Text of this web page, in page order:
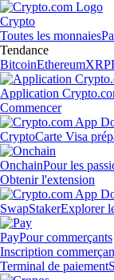
Crypto
Toutes les monnaies
Tendance
BitcoinEthereumXRP
Application
Commencer
CryptoCarte Visa
OnchainPour les
Obtenir l'extension
SwapStakerExplorer
PayPour commerçants
Inscription
Terminal de paiement